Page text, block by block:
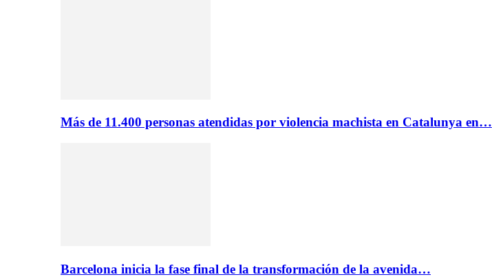
Más de 11.400 personas atendidas por violencia machista en Catalunya en…
Barcelona inicia la fase final de la transformación de la avenida…